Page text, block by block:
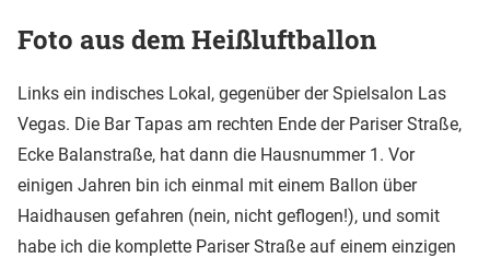
Foto aus dem Heißluftballon
Links ein indisches Lokal, gegenüber der Spielsalon Las
Vegas. Die Bar Tapas am rechten Ende der Pariser Straße,
Ecke Balanstraße, hat dann die Hausnummer 1. Vor
einigen Jahren bin ich einmal mit einem Ballon über
Haidhausen gefahren (nein, nicht geflogen!), und somit
habe ich die komplette Pariser Straße auf einem einzigen